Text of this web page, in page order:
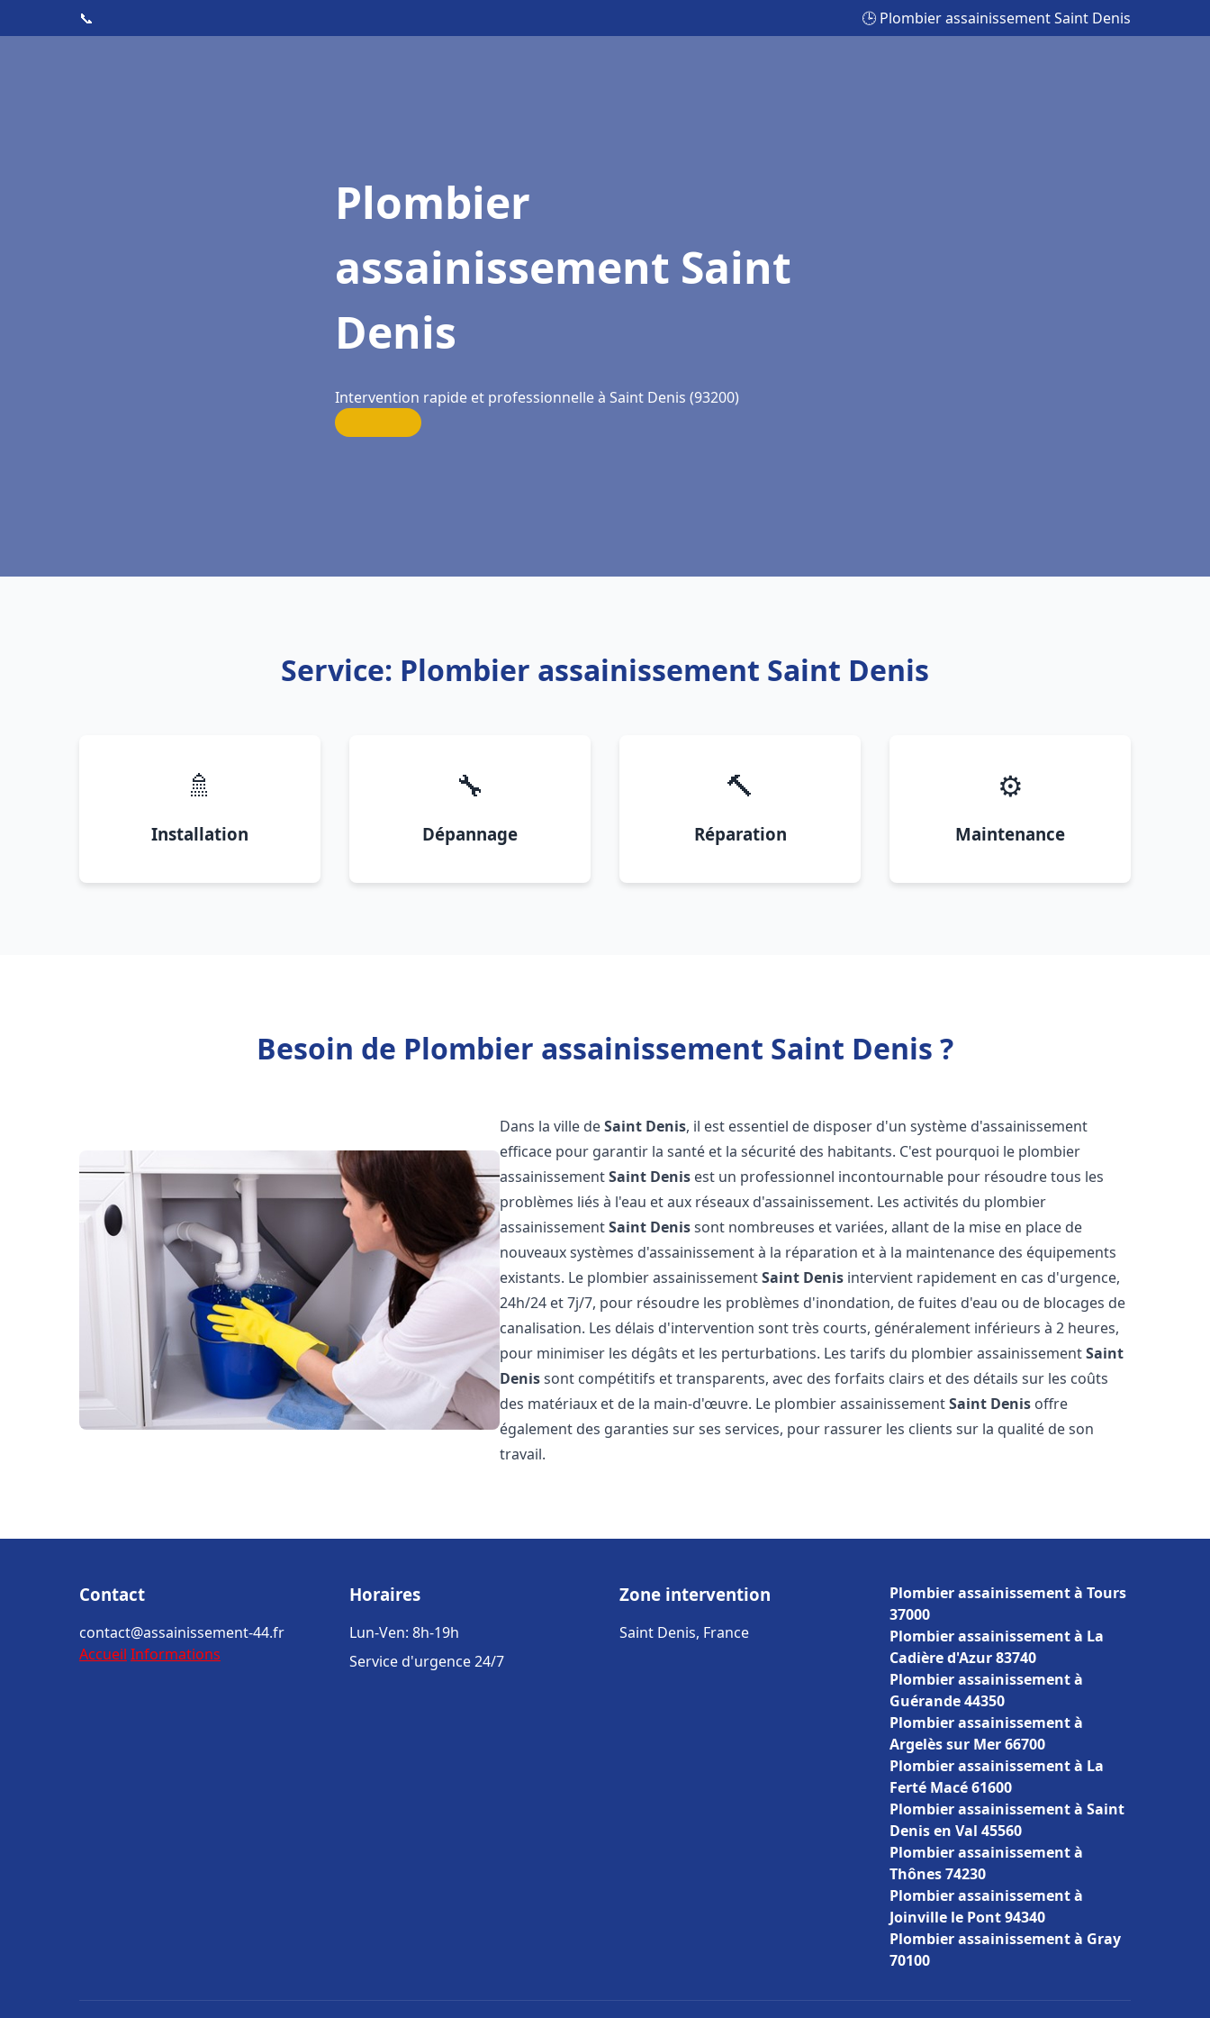
📞 🕒 Plombier assainissement Saint Denis
Plombier
assainissement Saint
Denis
Intervention rapide et professionnelle à Saint Denis (93200)
Service: Plombier assainissement Saint Denis
🚿
Installation
🔧
Dépannage
🔨
Réparation
⚙️
Maintenance
Besoin de Plombier assainissement Saint Denis ?
Dans la ville deSaint Denis, il est essentiel de disposer d'un système d'assainissement
efficace pour garantir la santé et la sécurité des habitants. C'est pourquoi le plombier
assainissementSaint Denis est un professionnel incontournable pour résoudre tous les
problèmes liés à l'eau et aux réseaux d'assainissement. Les activités du plombier
assainissementSaint Denissont nombreuses et variées, allant de la mise en place de
nouveaux systèmes d'assainissement à la réparation et à la maintenance des équipements
existants. Le plombier assainissementSaint Denis intervient rapidement en cas d'urgence,
24h/24 et 7j/7, pour résoudre les problèmes d'inondation, de fuites d'eau ou de blocages de
canalisation. Les délais d'intervention sont très courts, généralement inférieurs à 2 heures,
pour minimiser les dégâts et les perturbations. Les tarifs du plombier assainissementSaint
Denissont compétitifs et transparents, avec des forfaits clairs et des détails sur les coûts
des matériaux et de la main-d'œuvre. Le plombier assainissementSaint Denis offre
également des garanties sur ses services, pour rassurer les clients sur la qualité de son
travail.
Contact
contact@assainissement-44.fr
Accueil Informations
Horaires
Lun-Ven: 8h-19h
Service d'urgence 24/7
Zone intervention
Saint Denis, France
Plombier assainissement à Tours
37000
Plombier assainissement à La
Cadière d'Azur 83740
Plombier assainissement à
Guérande 44350
Plombier assainissement à
Argelès sur Mer 66700
Plombier assainissement à La
Ferté Macé 61600
Plombier assainissement à Saint
Denis en Val 45560
Plombier assainissement à
Thônes 74230
Plombier assainissement à
Joinville le Pont 94340
Plombier assainissement à Gray
70100